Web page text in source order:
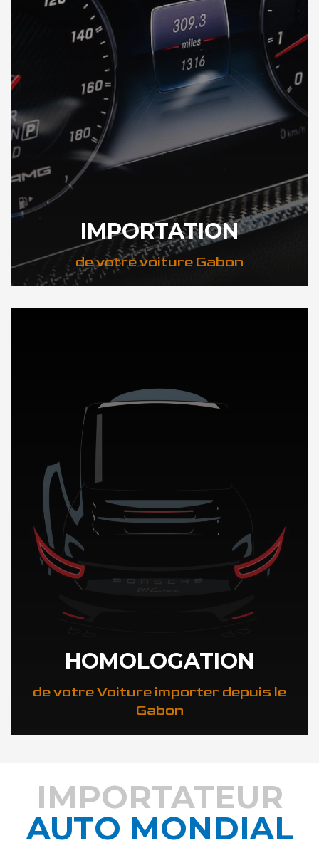
IMPORTATION
de votre voiture Gabon
DÉCOUVREZ NOTRE IMPORTATION AUTO au Gabon
HOMOLOGATION
de votre Voiture importer depuis le
Gabon
DÉCOUVREZ COMMENT
IMPORTATEUR
AUTO MONDIAL